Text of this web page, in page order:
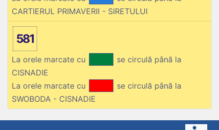
CARTIERUL PRIMAVERII - SIRETULUI
581
La orele marcate cu
se circulă până la
CISNADIE
La orele marcate cu
se circulă până la
SWOBODA - CISNADIE